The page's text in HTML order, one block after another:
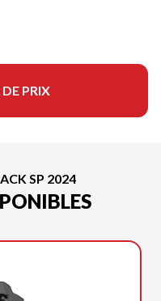
PRIX
SP 2024